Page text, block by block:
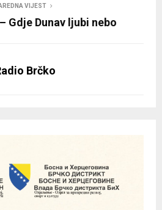
VIJEST
Gdje Dunav ljubi nebo
Brčko